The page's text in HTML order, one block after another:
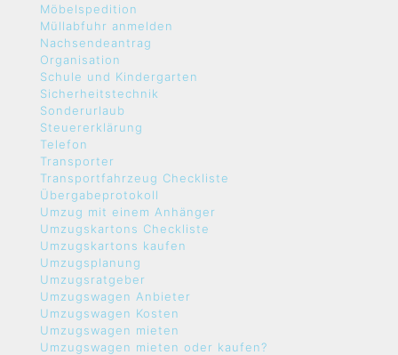
Möbelspedition
Müllabfuhr anmelden
Nachsendeantrag
Organisation
Schule und Kindergarten
Sicherheitstechnik
Sonderurlaub
Steuererklärung
Telefon
Transporter
Transportfahrzeug Checkliste
Übergabeprotokoll
Umzug mit einem Anhänger
Umzugskartons Checkliste
Umzugskartons kaufen
Umzugsplanung
Umzugsratgeber
Umzugswagen Anbieter
Umzugswagen Kosten
Umzugswagen mieten
Umzugswagen mieten oder kaufen?